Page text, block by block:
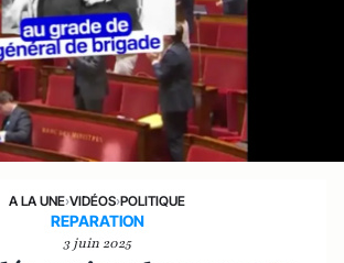
A LA UNE›VIDÉOS›POLITIQUE
REPARATION
3 juin 2025